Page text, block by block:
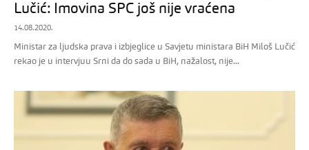
Lučić: Imovina SPC još nije vraćena
14.08.2020.
Ministar za ljudska prava i izbjeglice u Savjetu ministara BiH Miloš Lučić
rekao je u intervjuu Srni da do sada u BiH, nažalost, nije...